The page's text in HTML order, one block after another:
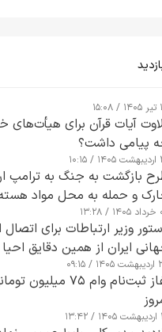
آیات قرآن برای هیأت‌های
پیامی داشت؟
بازگشت به جنگ به ترامپ
و حمله به محل مواد
وزیر ارتباطات برای
ایران از همین دقایق
آغاز ثبت‌نام وام